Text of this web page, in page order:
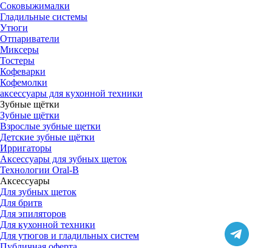
Соковыжималки
Гладильные системы
Утюги
Отпариватели
Миксеры
Тостеры
Кофеварки
Кофемолки
аксессуары для кухонной техники
Зубные щётки
Зубные щётки
Взрослые зубные щетки
Детские зубные щётки
Ирригаторы
Аксессуары для зубных щеток
Технологии Oral-B
Аксессуары
Для зубных щеток
Для бритв
Для эпиляторов
Для кухонной техники
Для утюгов и гладильных систем